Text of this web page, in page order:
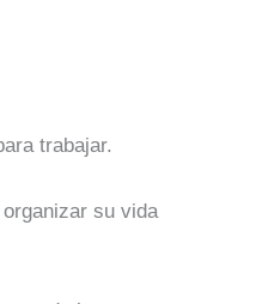
trabajar.
su vida